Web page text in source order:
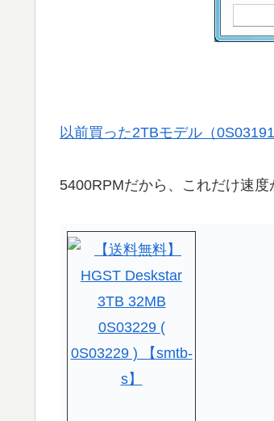
以前買った2TBモデル（0S03191
5400RPMだから、これだけ速度